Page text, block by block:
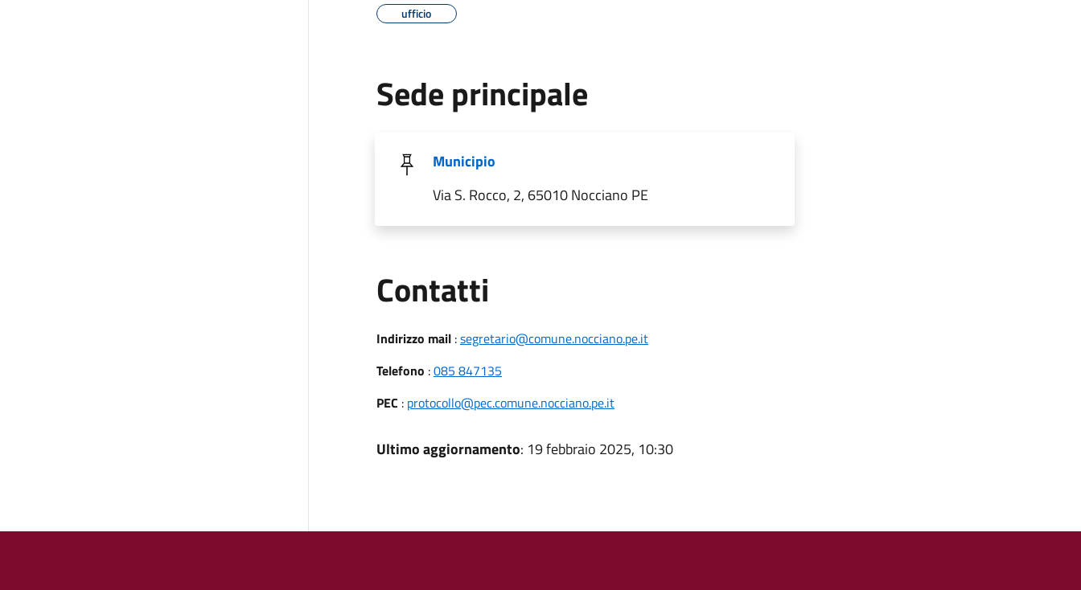
ufficio
Sede principale
Municipio
Via S. Rocco, 2, 65010 Nocciano PE
Contatti
Indirizzo mail:segretario@comune.nocciano.pe.it
Telefono :085 847135
PEC : protocollo@pec.comune.nocciano.pe.it
Ultimo aggiornamento: 19 febbraio 2025, 10:30